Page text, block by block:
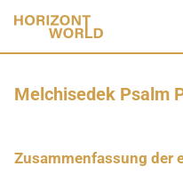
Melchisedek Psalm
Zusammenfassung der